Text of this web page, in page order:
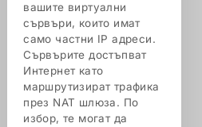
вашите виртуални
сървъри, които имат
само частни IP адреси.
Сървърите достъпват
Интернет като
маршрутизират трафика
през NAT шлюза. По
избор, те могат да